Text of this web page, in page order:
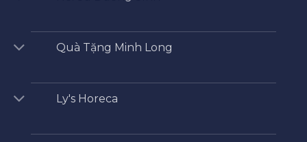
Quà Tặng Minh Long
Ly's Horeca